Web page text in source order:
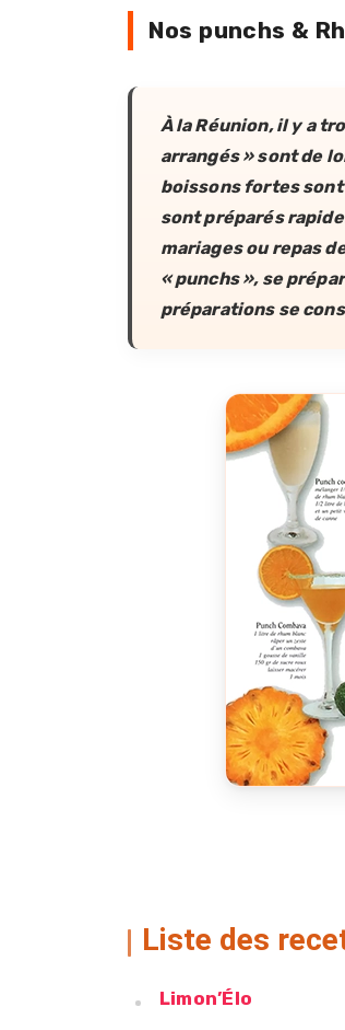
Nos punchs &
À la Réunion, il y a
arrangés » sont de
boissons fortes
sont préparés
mariages ou repas
« punchs », se
préparations se
Liste des
Limon’Élo